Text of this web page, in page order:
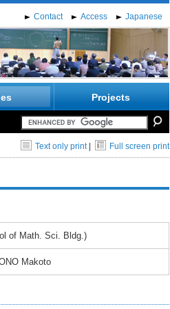
Contact Access Japanese
Projects
Text only print| Full screen print
of Math. Sci. Bldg.)
Makoto